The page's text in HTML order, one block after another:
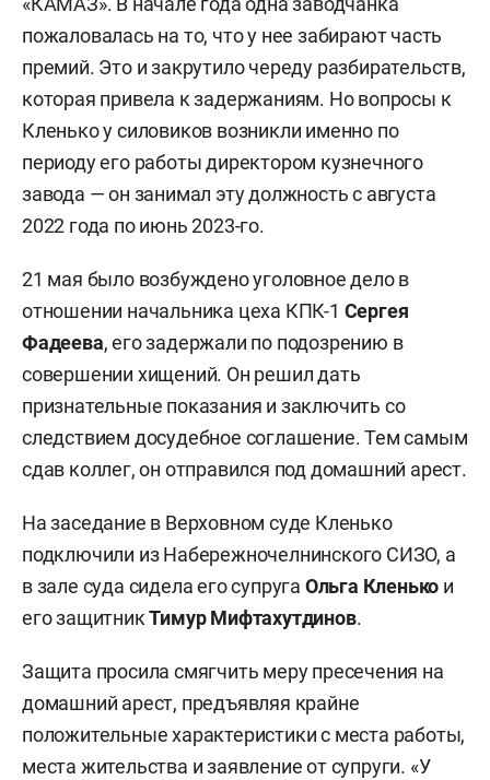
пожаловалась на то, что у нее забирают часть
премий. Это и закрутило череду разбирательств,
которая привела к задержаниям. Но вопросы к
Кленько у силовиков возникли именно по
периоду его работы директором кузнечного
завода — он занимал эту должность с августа
2022 года по июнь 2023-го.
21 мая было возбуждено уголовное дело в
отношении начальника цеха КПК-1 Сергея
Фадеева, его задержали по подозрению в
совершении хищений. Он решил дать
признательные показания и заключить со
следствием досудебное соглашение. Тем самым
сдав коллег, он отправился под домашний арест.
На заседание в Верховном суде Кленько
подключили из Набережночелнинского СИЗО, а
в зале суда сидела его супруга Ольга Кленько и
его защитникТимур Мифтахутдинов.
Защита просила смягчить меру пресечения на
домашний арест, предъявляя крайне
положительные характеристики с места работы,
места жительства и заявление от супруги. «У